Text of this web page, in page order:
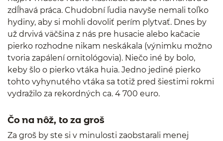
zdĺhavá práca. Chudobní ľudia navyše nemali toľko
hydiny, aby si mohli dovoliť perím plytvať. Dnes by
už drvivá väčšina z nás pre husacie alebo kačacie
pierko rozhodne nikam neskákala (výnimku možno
tvoria zapálení ornitológovia). Niečo iné by bolo,
keby šlo o pierko vtáka huia. Jedno jediné pierko
tohto vyhynutého vtáka sa totiž pred šiestimi rokmi
vydražilo za rekordných ca. 4 700 euro.
Čo na nôž, to za groš
Za groš by ste si v minulosti zaobstarali menej